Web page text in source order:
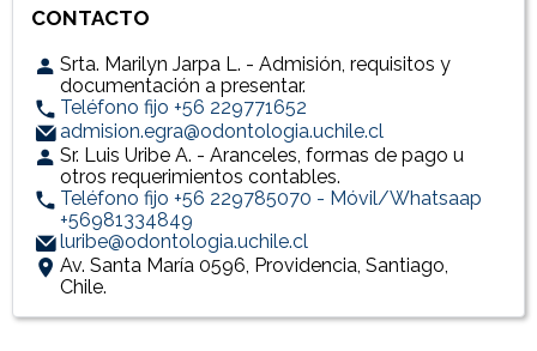
CONTACTO
Srta. Marilyn Jarpa L. - Admisión, requisitos y
documentación a presentar.
Teléfono fijo +56 229771652
admision.egra@odontologia.uchile.cl
Sr. Luis Uribe A. - Aranceles, formas de pago u
otros requerimientos contables.
Teléfono fijo +56 229785070 - Móvil/Whatsaap
+56981334849
luribe@odontologia.uchile.cl
Av. Santa María 0596, Providencia, Santiago,
Chile.